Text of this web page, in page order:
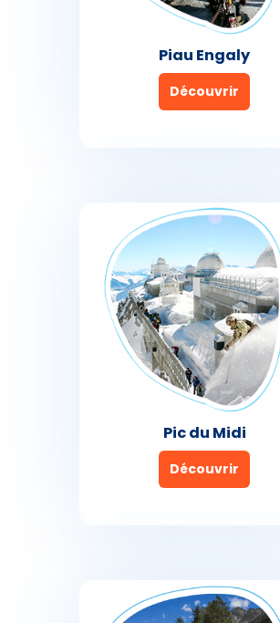
Piau Engaly
Découvrir
Pic du Midi
Découvrir